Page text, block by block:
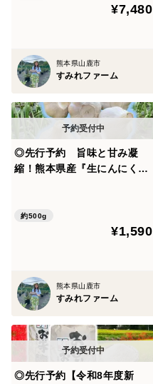
¥7,480
熊本県山鹿市
すみれファーム
◎先行予約 旨味と甘み凝
縮！熊本県産『生にんにく』
約500g
¥1,590
熊本県山鹿市
すみれファーム
◎先行予約【令和8年度新